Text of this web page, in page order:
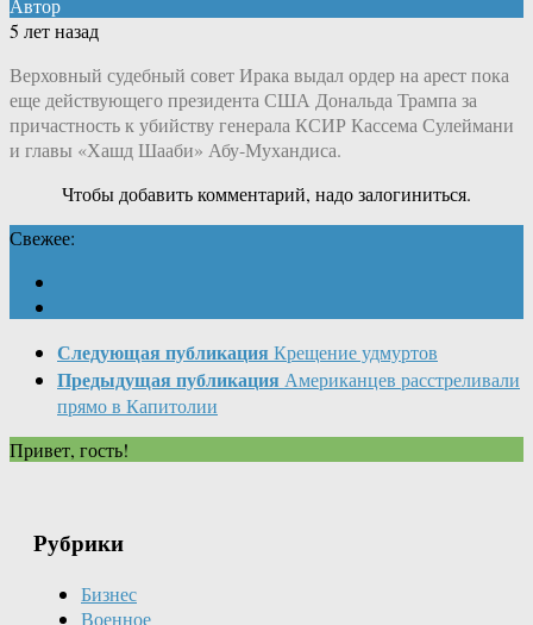
5 лет назад
Верховный судебный совет Ирака выдал ордер на арест пока
еще действующего президента США Дональда Трампа за
причастность к убийству генерала КСИР Кассема Сулеймани
и главы «Хашд Шааби» Абу-Мухандиса.
Чтобы добавить комментарий, надо залогиниться.
Свежее:
Следующая публикация Крещение удмуртов
Предыдущая публикация Американцев расстреливали
прямо в Капитолии
Привет, гость!
Рубрики
Бизнес
Военное